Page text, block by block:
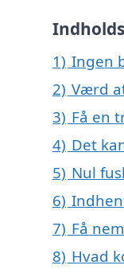
1) Ingen
2) Værd
3) Få en
4) Det
5) Nul
6)
7) Få
8) Hvad